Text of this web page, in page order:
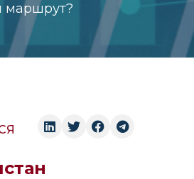
маршрут?